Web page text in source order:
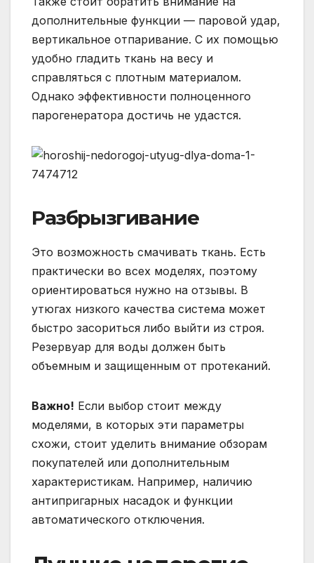
дополнительные функции — паровой удар,
вертикальное отпаривание. С их помощью
удобно гладить ткань на весу и
справляться с плотным материалом.
Однако эффективности полноценного
парогенератора достичь не удастся.
Разбрызгивание
Это возможность смачивать ткань. Есть
практически во всех моделях, поэтому
ориентироваться нужно на отзывы. В
утюгах низкого качества система может
быстро засориться либо выйти из строя.
Резервуар для воды должен быть
объемным и защищенным от протеканий.
Важно! Если выбор стоит между
моделями, в которых эти параметры
схожи, стоит уделить внимание обзорам
покупателей или дополнительным
характеристикам. Например, наличию
антипригарных насадок и функции
автоматического отключения.